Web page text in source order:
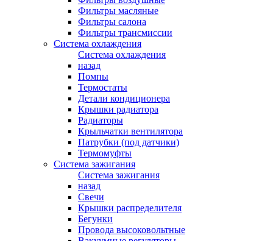
Фильтры масляные
Фильтры салона
Фильтры трансмиссии
Система охлаждения
Система охлаждения
назад
Помпы
Термостаты
Детали кондиционера
Крышки радиатора
Радиаторы
Крыльчатки вентилятора
Патрубки (под датчики)
Термомуфты
Система зажигания
Система зажигания
назад
Свечи
Крышки распределителя
Бегунки
Провода высоковольтные